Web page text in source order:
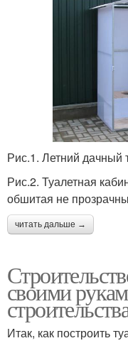
Рис.1. Летний дачный
Рис.2. Туалетная
обшитая не
читать дальше →
своими
Итак, как построить